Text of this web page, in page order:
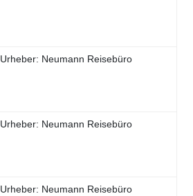
Urheber: Neumann Reisebüro
Urheber: Neumann Reisebüro
Urheber: Neumann Reisebüro